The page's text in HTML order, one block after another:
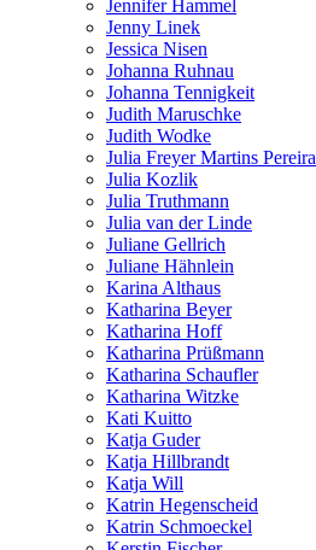
Jennifer Hammel
Jenny Linek
Jessica Nisen
Johanna Ruhnau
Johanna Tennigkeit
Judith Maruschke
Judith Wodke
Julia Freyer Martins Pereira
Julia Kozlik
Julia Truthmann
Julia van der Linde
Juliane Gellrich
Juliane Hähnlein
Karina Althaus
Katharina Beyer
Katharina Hoff
Katharina Prüßmann
Katharina Schaufler
Katharina Witzke
Kati Kuitto
Katja Guder
Katja Hillbrandt
Katja Will
Katrin Hegenscheid
Katrin Schmoeckel